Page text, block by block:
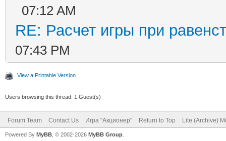
07:12 AM
RE: Расчет игры при
07:43 PM
View a Printable Version
Users browsing this thread: 1 Guest(s)
Forum Team Contact Us Игра "Акционер" Return to Top Lite (Archive)
Powered By MyBB , © 2002-2026 MyBB Group